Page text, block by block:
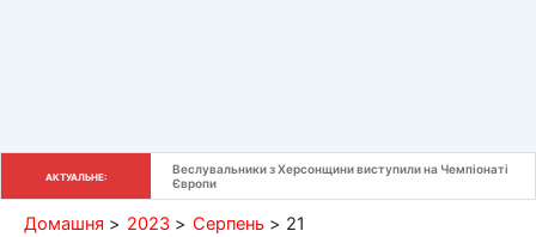
АКТУАЛЬНЕ:
Веслувальники з Херсонщини виступили на Чемпіонаті
Європи
Домашня 2023 Серпень 21